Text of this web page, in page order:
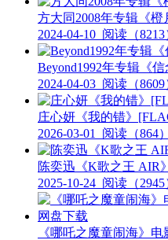
方大同2008年专辑《
2024-04-10 阅读（8213
Beyond1992年专辑《
2024-04-03 阅读（8609
庄心妍《我的错》
2026-03-01
阅读（864）
陈奕迅《K歌之王 AIR
2025-10-24 阅读（2945
《哪吒之魔童闹海》